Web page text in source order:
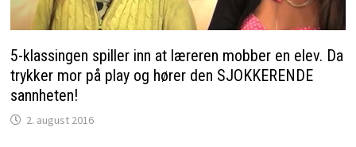
5-klassingen spiller inn at læreren mobber en elev. Da
trykker mor på play og hører den SJOKKERENDE
sannheten!
2. august 2016